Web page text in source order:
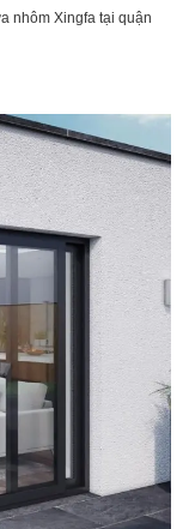
nhôm Xingfa tại quận